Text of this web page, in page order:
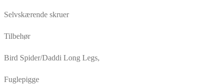
Selvskærende skruer
Tilbehør
Bird Spider/Daddi Long Legs,
Fuglepigge